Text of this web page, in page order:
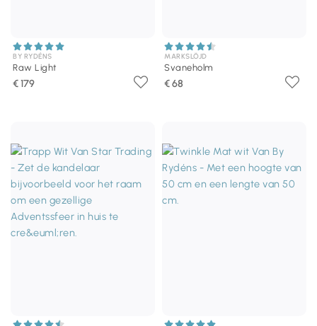
BY RYDÉNS
Raw Light
€ 179
MARKSLÖJD
Svaneholm
€ 68